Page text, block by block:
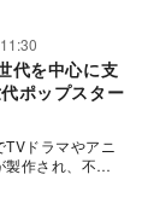
代を中心に支
ポップスター
ドラマやアニ
製作され、不気
の日常を描い